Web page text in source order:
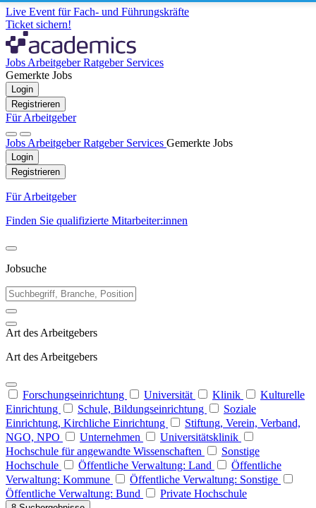
Live Event für Fach- und Führungskräfte
Ticket sichern!
Jobs ArbeitgeberRatgeber Services
Gemerkte Jobs
Login
Registrieren
Für Arbeitgeber
Jobs ArbeitgeberRatgeber Services Gemerkte Jobs
Login
Registrieren
Für Arbeitgeber
Finden Sie qualifizierte Mitarbeiter:innen
Jobsuche
Art des Arbeitgebers
Art des Arbeitgebers
Forschungseinrichtung Universität Klinik
Kulturelle
Einrichtung
Schule, Bildungseinrichtung
Soziale
Einrichtung, Kirchliche Einrichtung
Stiftung, Verein, Verband,
NGO, NPO
Unternehmen
Universitätsklinik
Hochschule für angewandte Wissenschaften
Sonstige
Hochschule
Öffentliche Verwaltung: Land
Öffentliche
Verwaltung: Kommune
Öffentliche Verwaltung: Sonstige
Öffentliche Verwaltung: Bund
Private Hochschule